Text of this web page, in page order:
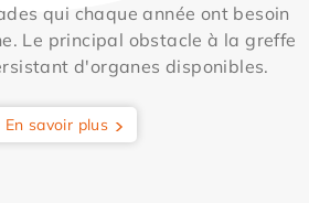
qui chaque année ont besoin
Le principal obstacle à la greffe
d'organes disponibles.
En savoir plus